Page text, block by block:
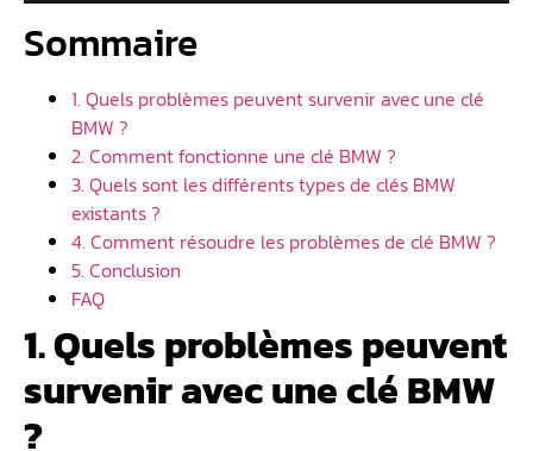
Sommaire
1. Quels problèmes peuvent survenir avec une clé
BMW ?
2. Comment fonctionne une clé BMW ?
3. Quels sont les différents types de clés BMW
existants ?
4. Comment résoudre les problèmes de clé BMW ?
5. Conclusion
FAQ
1. Quels problèmes peuvent
survenir avec une clé BMW
?